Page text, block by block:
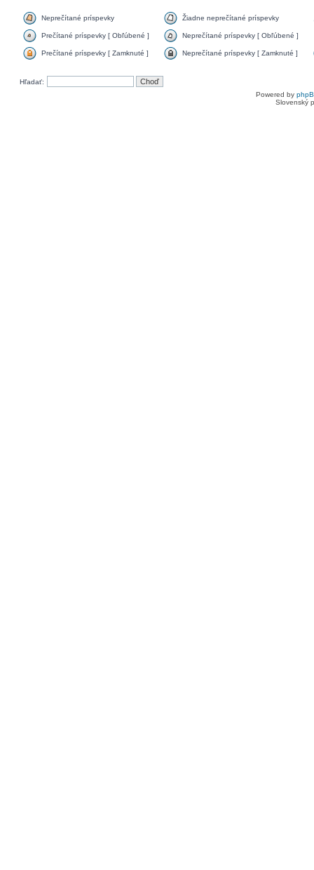
Neprečítané príspevky Žiadne neprečítané príspevky
Prečítané príspevky [ Obľúbené ] Neprečítané príspevky [ Obľúbené ]
Prečítané príspevky [ Zamknuté ] Neprečítané príspevky [ Zamknuté ]
Hľadať:
Powered by
Slovenský